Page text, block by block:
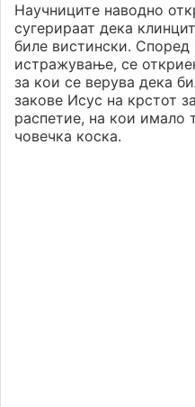
Научниците наводно
сугерираат дека
биле вистински. Според
истражување, се
за кои се верува дека
закове Исус на крстот
распетие, на кои имало
човечка коска.